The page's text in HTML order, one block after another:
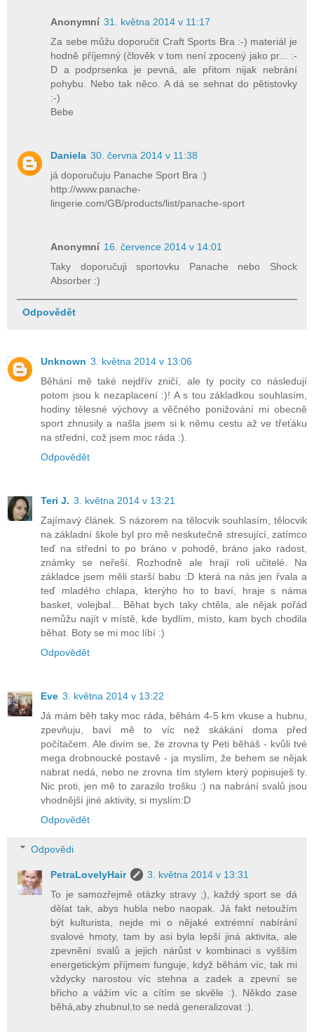
Anonymní 31. května 2014 v 11:17
Za sebe můžu doporučit Craft Sports Bra :-) materiál je
hodně příjemný (člověk v tom není zpocený jako pr... :-
D a podprsenka je pevná, ale přitom nijak nebrání
pohybu. Nebo tak něco. A dá se sehnat do pětistovky
:-)
Bebe
Daniela 30. června 2014 v 11:38
já doporučuju Panache Sport Bra :)
http://www.panache-
lingerie.com/GB/products/list/panache-sport
Anonymní 16. července 2014 v 14:01
Taky doporučuji sportovku Panache nebo Shock
Absorber :)
Odpovědět
Unknown 3. května 2014 v 13:06
Běhání mě také nejdřív zničí, ale ty pocity co následují
potom jsou k nezaplacení :)! A s tou základkou souhlasím,
hodiny tělesné výchovy a věčného ponižování mi obecně
sport zhnusily a našla jsem si k němu cestu až ve třeťáku
na střední, což jsem moc ráda :).
Odpovědět
Teri J. 3. května 2014 v 13:21
Zajímavý článek. S názorem na tělocvik souhlasím, tělocvik
na základní škole byl pro mě neskutečně stresující, zatímco
teď na střední to po bráno v pohodě, bráno jako radost,
známky se neřeší. Rozhodně ale hrají roli učitelé. Na
základce jsem měli starší babu :D která na nás jen řvala a
teď mladého chlapa, kterýho ho to baví, hraje s náma
basket, volejbal... Běhat bych taky chtěla, ale nějak pořád
nemůžu najít v místě, kde bydlím, místo, kam bych chodila
běhat. Boty se mi moc líbí :)
Odpovědět
Eve 3. května 2014 v 13:22
Já mám běh taky moc ráda, běhám 4-5 km vkuse a hubnu,
zpevňuju, baví mě to víc než skákání doma před
počítačem. Ale divím se, že zrovna ty Peti běháš - kvůli tvé
mega drobnoucké postavě - ja myslím, že behem se nějak
nabrat nedá, nebo ne zrovna tím stylem který popisuješ ty.
Nic proti, jen mě to zarazilo trošku :) na nabrání svalů jsou
vhodnější jiné aktivity, si myslím:D
Odpovědět
Odpovědi
PetraLovelyHair
3. května 2014 v 13:31
To je samozřejmě otázky stravy ;), každý sport se dá
dělat tak, abys hubla nebo naopak. Já fakt netoužím
být kulturista, nejde mi o nějaké extrémní nabírání
svalové hmoty, tam by asi byla lepší jiná aktivita, ale
zpevnění svalů a jejich nárůst v kombinaci s vyšším
energetickým příjmem funguje, když běhám víc, tak mi
vždycky narostou víc stehna a zadek a zpevní se
břicho a vážím víc a cítím se skvěle :). Někdo zase
běhá,aby zhubnul,to se nedá generalizovat :).